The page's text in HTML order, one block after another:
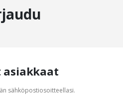
asiakkaat
sähköpostiosoitteellasi.